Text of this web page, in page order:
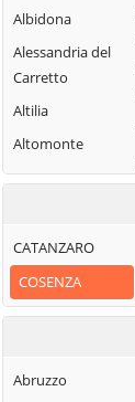
Albidona
Alessandria del
Carretto
Altilia
Altomonte
Amantea
Aprigliano
Belmonte
Calabro
CATANZARO
COSENZA
Abruzzo